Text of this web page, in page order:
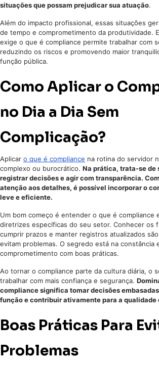
situações que possam prejudicar sua atuação.
Além do impacto profissional, essas situações
de tempo e comprometimento da produtividade.
exige o que é compliance permite trabalhar com
reduzindo os riscos e promovendo maior
função pública.
Como Aplicar o
no Dia a Dia Sem
Complicação?
Aplicar o que é compliance na rotina do servidor
complexo ou burocrático. Na prática, trata-se de
registrar decisões e agir com transparência.
atenção aos detalhes, é possível incorporar o
leve e eficiente.
Um bom começo é entender o que é compliance
diretrizes específicas do seu setor. Conhecer os
cumprir prazos e manter registros atualizados
evitam problemas. O segredo está na constância
comprometimento com boas práticas.
Ao tornar o compliance parte da cultura diária, o
trabalhar com mais confiança e segurança.
compliance significa tomar decisões
função e contribuir ativamente para a qualidade
Boas Práticas Para
Problemas